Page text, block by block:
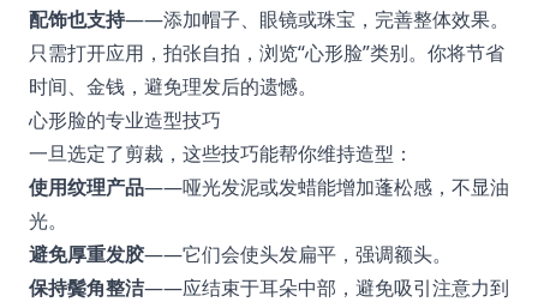
配饰也支持——添加帽子、眼镜或珠宝，完善整体效果。
只需打开应用，拍张自拍，浏览“心形脸”类别。你将节省
时间、金钱，避免理发后的遗憾。
心形脸的专业造型技巧
一旦选定了剪裁，这些技巧能帮你维持造型：
使用纹理产品——哑光发泥或发蜡能增加蓬松感，不显油
光。
避免厚重发胶——它们会使头发扁平，强调额头。
保持鬓角整洁——应结束于耳朵中部，避免吸引注意力到